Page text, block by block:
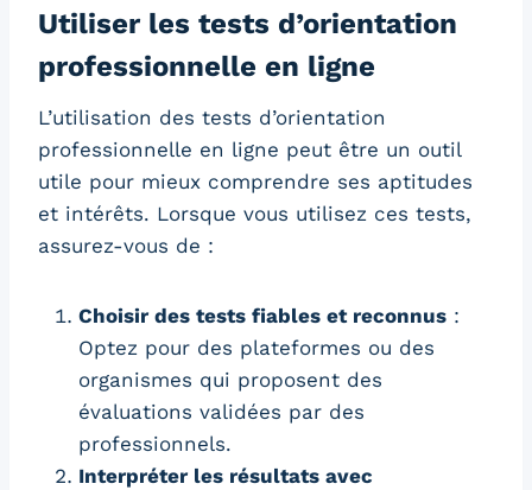
Utiliser les tests d’orientation
professionnelle en ligne
L’utilisation des tests d’orientation
professionnelle en ligne peut être un outil
utile pour mieux comprendre ses aptitudes
et intérêts. Lorsque vous utilisez ces tests,
assurez-vous de :
Choisir des tests fiables et reconnus :
Optez pour des plateformes ou des
organismes qui proposent des
évaluations validées par des
professionnels.
Interpréter les résultats avec